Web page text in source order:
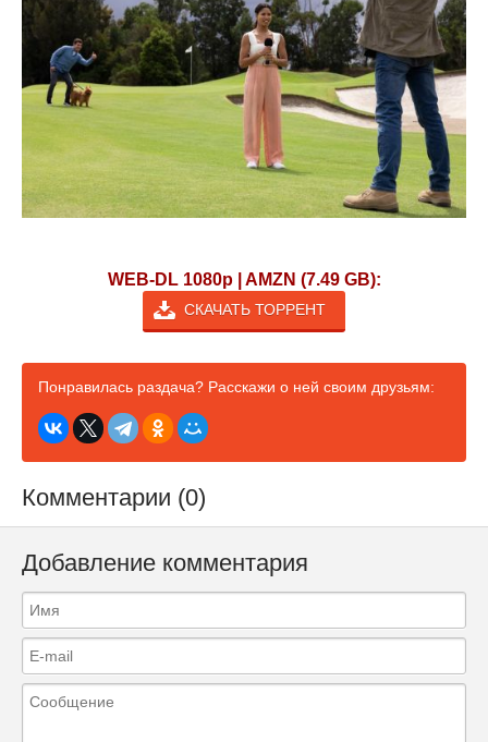
WEB-DL 1080p | AMZN (7.49 GB):
СКАЧАТЬ ТОРРЕНТ
Понравилась раздача? Расскажи о ней своим друзьям:
Комментарии (0)
Добавление комментария